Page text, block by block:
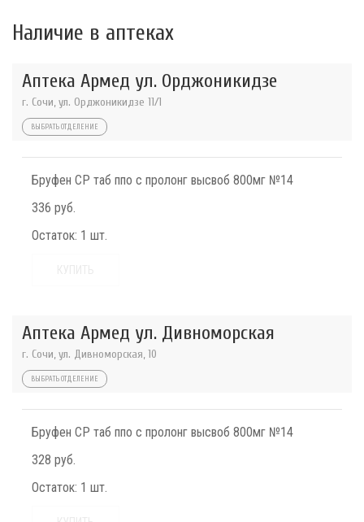
Наличие в аптеках
Аптека Армед ул. Орджоникидзе
г. Сочи, ул. Орджоникидзе 11/1
ВЫБРАТЬ ОТДЕЛЕНИЕ
Бруфен СР таб ппо с пролонг высвоб 800мг №14
336 руб.
Остаток: 1 шт.
Аптека Армед ул. Дивноморская
г. Сочи, ул. Дивноморская, 10
ВЫБРАТЬ ОТДЕЛЕНИЕ
Бруфен СР таб ппо с пролонг высвоб 800мг №14
328 руб.
Остаток: 1 шт.